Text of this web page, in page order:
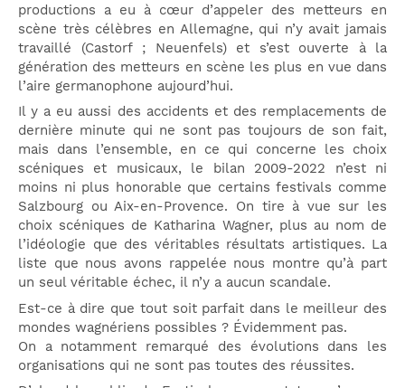
productions a eu à cœur d’appeler des metteurs en
scène très célèbres en Allemagne, qui n’y avait jamais
travaillé (Castorf ; Neuenfels) et s’est ouverte à la
génération des metteurs en scène les plus en vue dans
l’aire germanophone aujourd’hui.
Il y a eu aussi des accidents et des remplacements de
dernière minute qui ne sont pas toujours de son fait,
mais dans l’ensemble, en ce qui concerne les choix
scéniques et musicaux, le bilan 2009-2022 n’est ni
moins ni plus honorable que certains festivals comme
Salzbourg ou Aix-en-Provence. On tire à vue sur les
choix scéniques de Katharina Wagner, plus au nom de
l’idéologie que des véritables résultats artistiques. La
liste que nous avons rappelée nous montre qu’à part
un seul véritable échec, il n’y a aucun scandale.
Est-ce à dire que tout soit parfait dans le meilleur des
mondes wagnériens possibles ? Évidemment pas.
On a notamment remarqué des évolutions dans les
organisations qui ne sont pas toutes des réussites.